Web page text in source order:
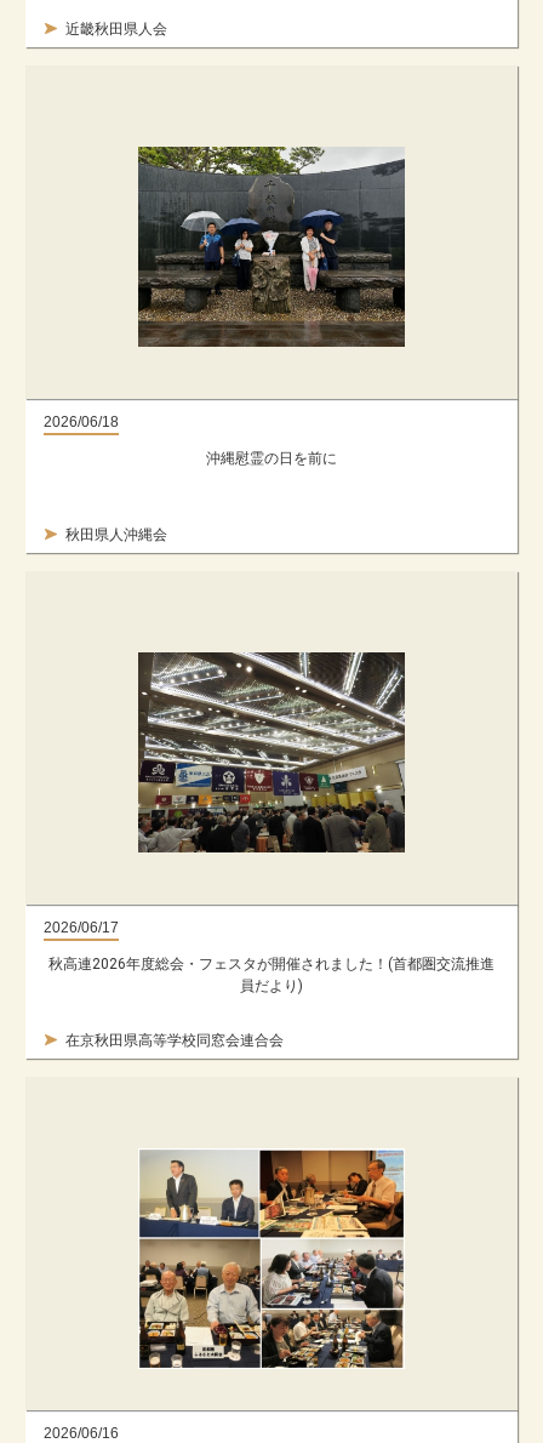
近畿秋田県人会
2026/06/18
秋田県人沖縄会
沖縄慰霊の日を前に
2026/06/17
在京秋田県高等学校同窓会連合会
秋高連2026年度総会・フェスタが開催されました！(首都圏交流推進
員だより)
2026/06/16